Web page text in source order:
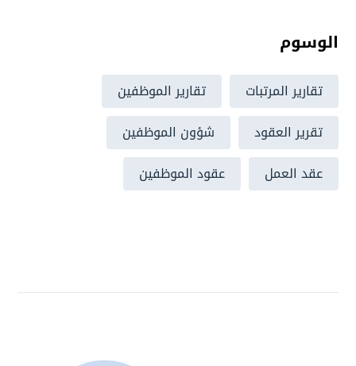
الوسوم
تقارير المرتبات
تقارير الموظفين
تقرير العقود
شؤون الموظفين
عقد العمل
عقود الموظفين